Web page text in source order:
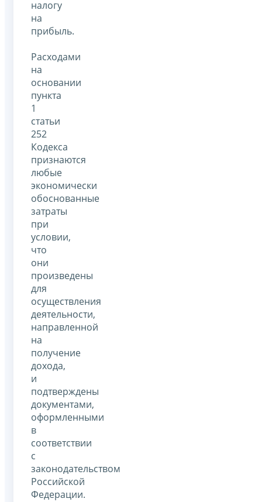
налогу
на
прибыль.
Расходами
на
основании
пункта
1
статьи
252
Кодекса
признаются
любые
экономически
обоснованные
затраты
при
условии,
что
они
произведены
для
осуществления
деятельности,
направленной
на
получение
дохода,
и
подтверждены
документами,
оформленными
в
соответствии
с
законодательством
Российской
Федерации.